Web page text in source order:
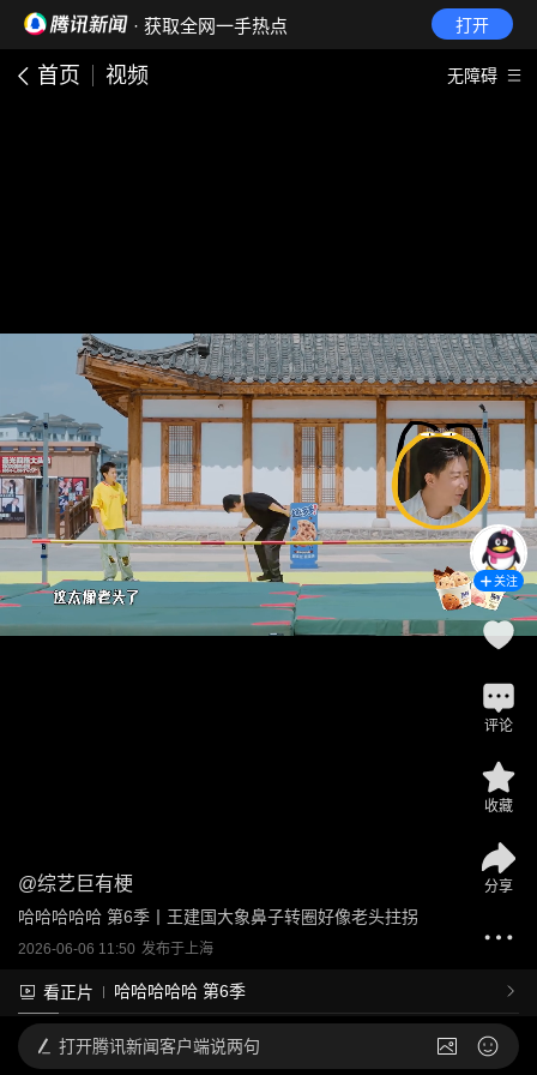
· 获取全网一手热点 打开
首页 视频 无障碍
@综艺巨有梗
哈哈哈哈哈 第6季丨王建国大象鼻子转圈好像老头拄拐
2026-06-06 11:50 发布于上海
看正片 哈哈哈哈哈 第6季
关注
评论
收藏
分享
打开腾讯新闻客户端说两句